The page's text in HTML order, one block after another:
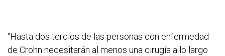
"Hasta dos tercios de las personas con enfermedad
de Crohn necesitarán al menos una cirugía a lo largo